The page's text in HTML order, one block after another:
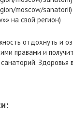
moscow/sanatorii)
на свой регион)
отдохнуть и
правами и
Здоровья